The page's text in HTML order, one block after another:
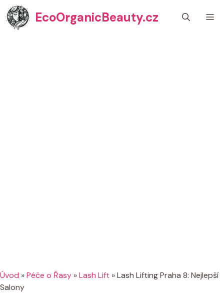
Přeskočit
na
obsah
EcoOrganicBeauty.cz
Úvod »Péče o Řasy »Lash Lift »Lash Lifting Praha 8: Nejlepší
Salony